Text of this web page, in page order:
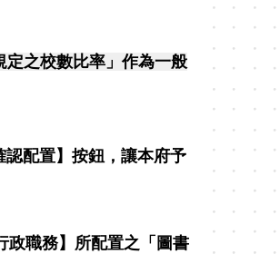
定之校數比率」作為一般
配置】按鈕，讓本府予
政職務】所配置之「圖書